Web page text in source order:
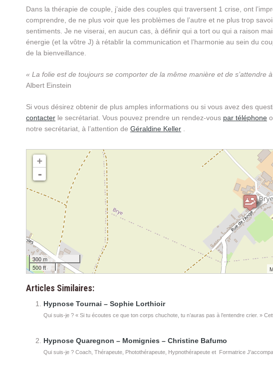
Dans la thérapie de couple, j’aide des couples qui traversent 1 crise, ont
comprendre, de ne plus voir que les problèmes de l’autre et ne plus trop
sentiments. Je ne viserai, en aucun cas, à définir qui a tort ou qui a raison
énergie (et la vôtre J) à rétablir la communication et l’harmonie au sein du
de la bienveillance.
« La folie est de toujours se comporter de la même manière et de s’attendre
Albert Einstein
Si vous désirez obtenir de plus amples informations ou si vous avez des
contacter le secrétariat. Vous pouvez prendre un rendez-vous par téléphone
notre secrétariat, à l’attention de Géraldine Keller .
chargement de la carte - veuillez patienter...
+
-
300 m
500 ft
Articles Similaires:
Hypnose Tournai – Sophie Lorthioir
Qui suis-je ? « Si tu écoutes ce que ton corps chuchote, tu n’auras pas à l’entendre crier. »
Hypnose Quaregnon – Momignies – Christine Bafumo
Qui suis-je ? Coach, Thérapeute, Photothérapeute, Hypnothérapeute et Formatrice